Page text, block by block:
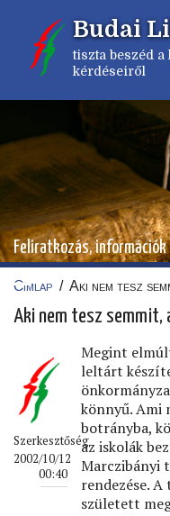
tartalomra
Budai
tiszta beszéd
kérdéseiről
Feliratkozás, információk
Címlap / Aki nem tesz
Aki nem tesz semmit,
Szerkesztőség
2002/10/12
00:40
Megint
leltárt
könnyű. Ami
botrányba,
az iskolák
Marczibányi
rendezése.
született